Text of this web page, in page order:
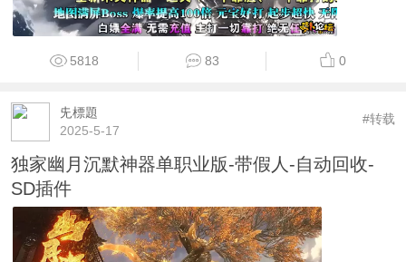
5818 83 0
兂標題
2025-5-17
#转载
独家幽月沉默神器单职业版-带假人-自动回收-
SD插件